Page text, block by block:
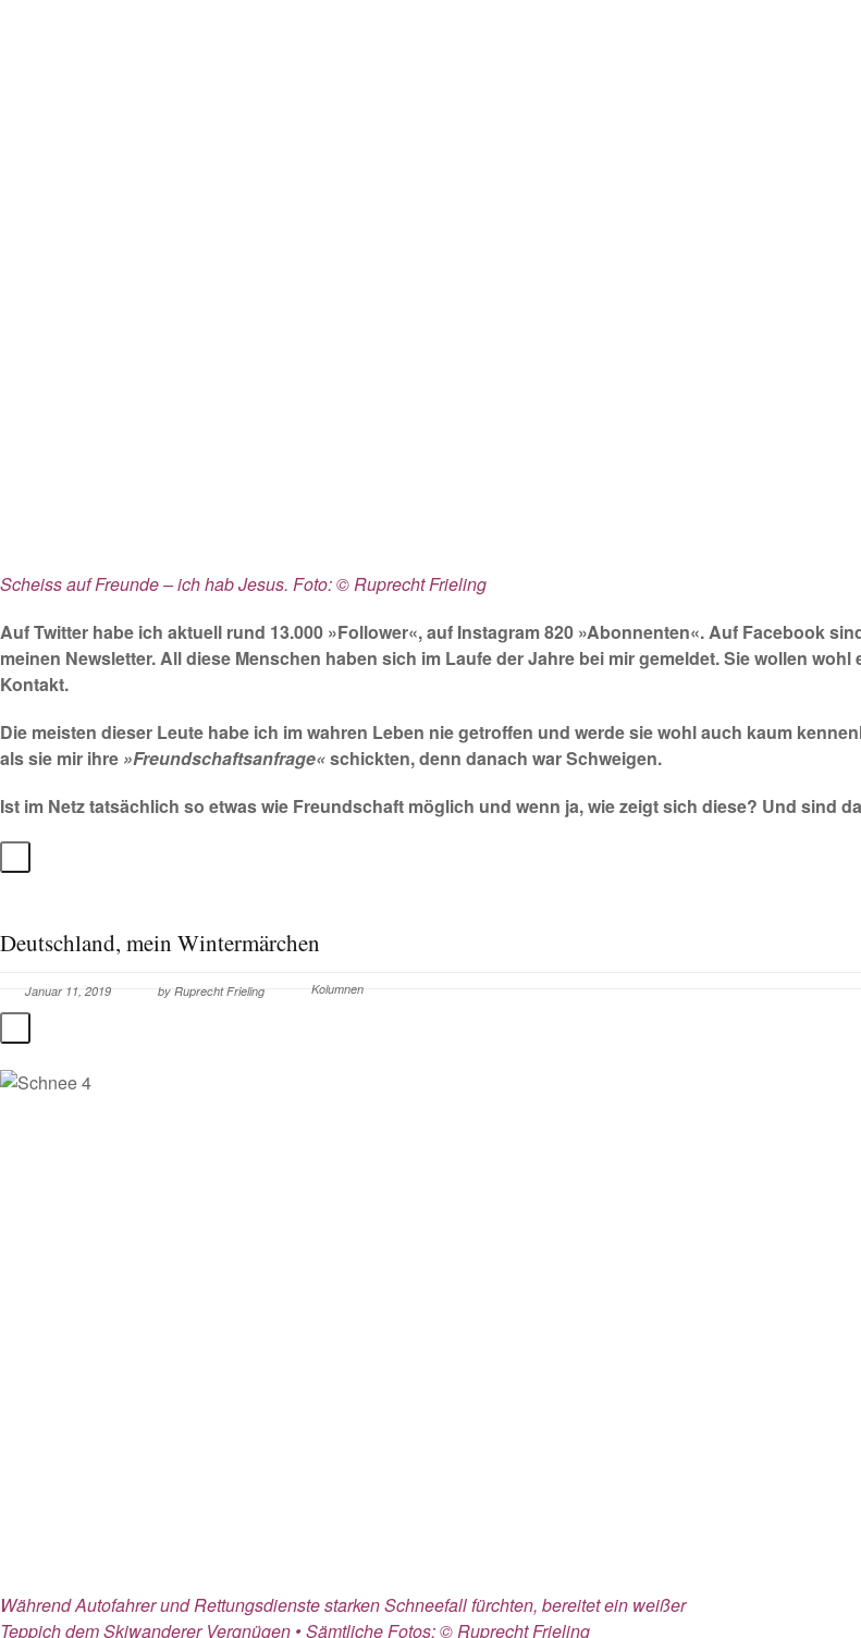
Scheiss auf Freunde – ich hab Jesus. Foto: © Ruprecht Frieling
Auf Twitter habe ich aktuell rund 13.000 »Follower«, auf Instagram 820 »Abonnenten«. Auf Facebook
meinen Newsletter. All diese Menschen haben sich im Laufe der Jahre bei mir gemeldet. Sie wollen
Kontakt.
Die meisten dieser Leute habe ich im wahren Leben nie getroffen und werde sie wohl auch kaum
als sie mir ihre »Freundschaftsanfrage«schickten, denn danach war Schweigen.
Ist im Netz tatsächlich so etwas wie Freundschaft möglich und wenn ja, wie zeigt sich diese? Und sind
Deutschland, mein Wintermärchen
Januar 11, 2019 by Ruprecht Frieling Kolumnen
Während Autofahrer und Rettungsdienste starken Schneefall fürchten, bereitet ein weißer
Teppich dem Skiwanderer Vergnügen • Sämtliche Fotos: © Ruprecht Frieling